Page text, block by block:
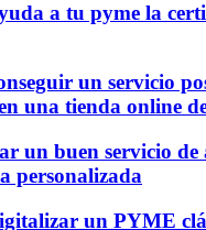
a tu pyme la
un servicio
una tienda online
un buen servicio de
personalizada
un PYME